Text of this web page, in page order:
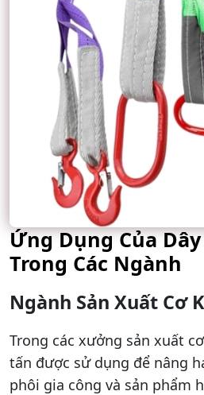
Ứng Dụng Của Dây
Trong Các Ngành
Ngành Sản Xuất Cơ
Trong các xưởng sản xuất
tấn được sử dụng để nâng
phôi gia công và sản phẩm